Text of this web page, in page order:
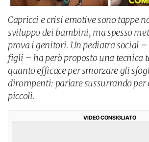
Capricci e crisi emotive sono tappe
sviluppo dei bambini, ma spesso
prova i genitori. Un pediatra social
figli – ha però proposto una tecnica
quanto efficace per smorzare gli
dirompenti: parlare sussurrando per
piccoli.
VIDEO CONSIGLIATO